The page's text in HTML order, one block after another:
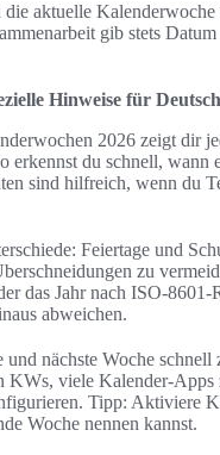
aktuelle
gib stets
Hinweise für
2026 zeigt dir
erkennst du schnell,
sind hilfreich, wenn du
Feiertage und
zu
das Jahr nach ISO-
abweichen.
nächste Woche
KWs, viele Kalender-
Tipp: Aktiviere
Woche nennen kannst.